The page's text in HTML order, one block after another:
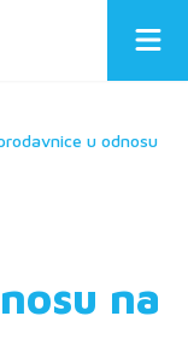
u odnosu
na